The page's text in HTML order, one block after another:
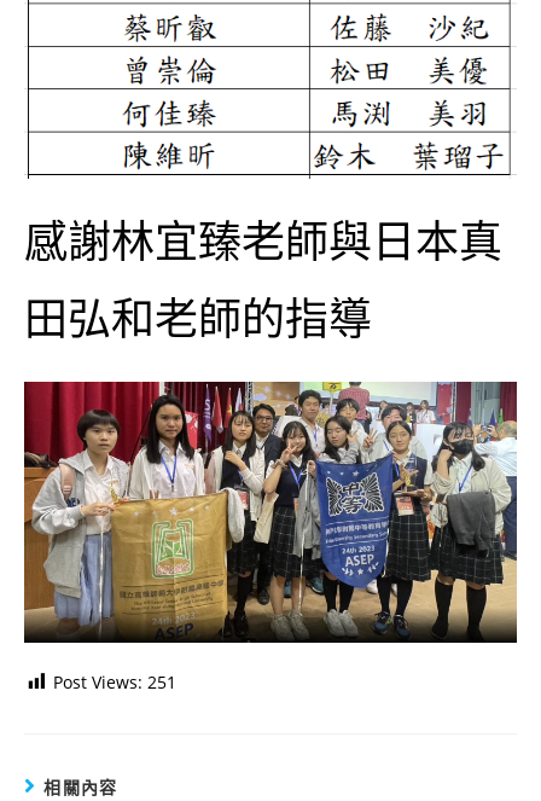
感謝林宜臻老師與日本真
田弘和老師的指導
Post Views: 251
相關內容